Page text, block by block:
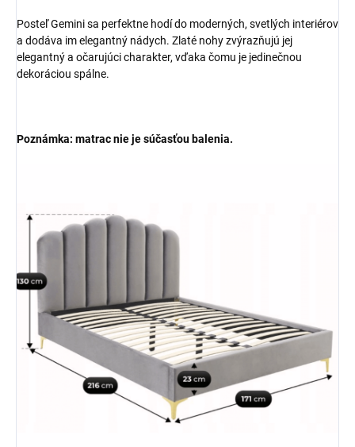
Posteľ Gemini sa perfektne hodí do moderných, svetlých interiérov
a dodáva im elegantný nádych. Zlaté nohy zvýrazňujú jej
elegantný a očarujúci charakter, vďaka čomu je jedinečnou
dekoráciou spálne.
Poznámka: matrac nie je súčasťou balenia.